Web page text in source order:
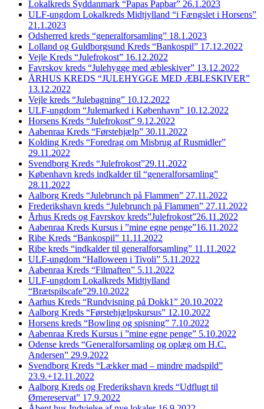
Lokalkreds Syddanmark “Papas Papbar” 26.1.2023
ULF-ungdom Lokalkreds Midtjylland “i Fængslet i Horsens”
21.1.2023
Odsherred kreds “generalforsamling” 18.1.2023
Lolland og Guldborgsund Kreds “Bankospil” 17.12.2022
Vejle Kreds “Julefrokost” 16.12.2022
Favrskov kreds “Julehygge med æbleskiver” 13.12.2022
ÅRHUS KREDS “JULEHYGGE MED ÆBLESKIVER”
13.12.2022
Vejle kreds “Julebagning” 10.12.2022
ULF-ungdom “Julemarked i København” 10.12.2022
Horsens Kreds “Julefrokost” 9.12.2022
Aabenraa Kreds “Førstehjælp” 30.11.2022
Kolding Kreds “Foredrag om Misbrug af Rusmidler”
29.11.2022
Svendborg Kreds “Julefrokost”29.11.2022
København kreds indkalder til “generalforsamling”
28.11.2022
Aalborg Kreds “Julebrunch på Flammen” 27.11.2022
Frederikshavn kreds “Julebrunch på Flammen” 27.11.2022
Århus Kreds og Favrskov kreds”Julefrokost”26.11.2022
Aabenraa Kreds Kursus i ”mine egne penge”16.11.2022
Ribe Kreds “Bankospil” 11.11.2022
Ribe kreds “indkalder til generalforsamling” 11.11.2022
ULF-ungdom “Halloween i Tivoli” 5.11.2022
Aabenraa Kreds “Filmaften” 5.11.2022
ULF-ungdom Lokalkreds Midtjylland
“Brætspilscafe”29.10.2022
Aarhus Kreds “Rundvisning på Dokk1” 20.10.2022
Aalborg Kreds “Førstehjælpskursus” 12.10.2022
Horsens kreds “Bowling og spisning” 7.10.2022
Aabenraa Kreds Kursus i ”mine egne penge” 5.10.2022
Odense kreds “Generalforsamling og oplæg om H.C.
Andersen” 29.9.2022
Svendborg Kreds “Lækker mad – mindre madspild”
23.9.+12.11.2022
Aalborg Kreds og Frederikshavn kreds “Udflugt til
Ørnereservat” 17.9.2022